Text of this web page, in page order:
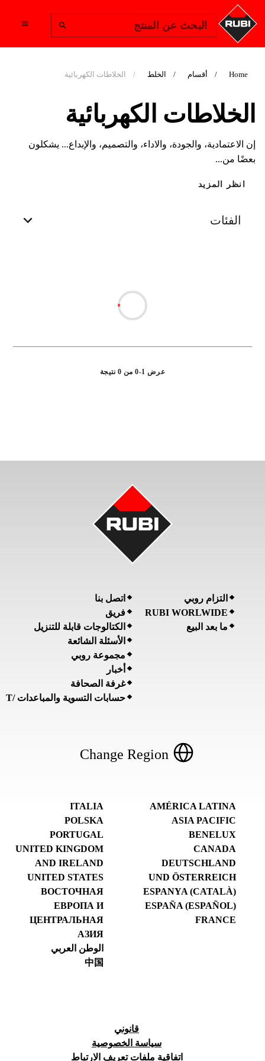
البحث عن المنتج
Home أقسام الخلط الخلاطات الكهربائية
الخلاطات الكهربائية
إن الاعتمادية، والجودة، والاداء، والتصميم، والإبداع... يشكلون
بعضًا من...
انظر المزيد
الفئات
عرض 1-0 من 0 نتيجة
التزام روبي
RUBI WORLWIDE
ما بعد البيع
اتصل بنا
فريق
الكتالوجات قابلة للتنزيل
الأسئلة الشائعة
مجموعة روبي
أخبار
غرفة الصحافة
حسابات التسوية والمباعدات /T
Change Region
AMÉRICA LATINA
ASIA PACIFIC
BENELUX
CANADA
DEUTSCHLAND
UND ÖSTERREICH
ESPANYA (CATALÀ)
ESPAÑA (ESPAÑOL)
FRANCE
ITALIA
POLSKA
PORTUGAL
UNITED KINGDOM
AND IRELAND
UNITED STATES
ВОСТОЧНАЯ
ЕВРОПА И
ЦЕНТРАЛЬНАЯ
АЗИЯ
الوطن العربي
中国
قانوني
سياسة الخصوصية
اتفاقية ملفات تعريف الارتباط